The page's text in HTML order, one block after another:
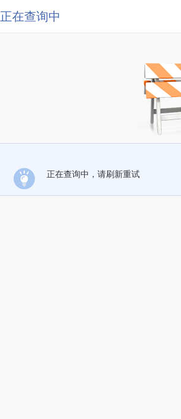
正在查询中
正在查询中，请刷新重试